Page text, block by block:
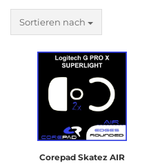
Sortieren nach
Corepad Skatez AIR